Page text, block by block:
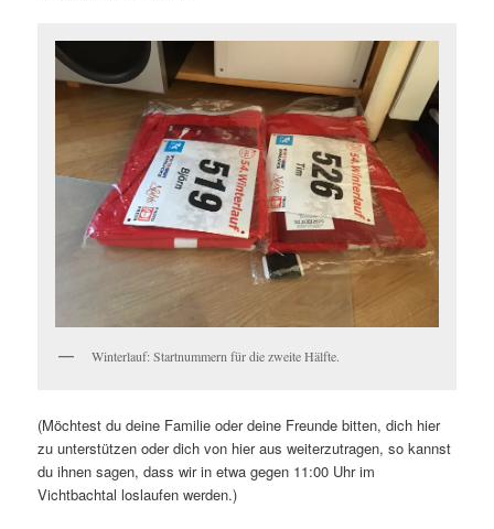
Winterlauf: Startnummern für die zweite Hälfte.
(Möchtest du deine Familie oder deine Freunde bitten, dich hier
zu unterstützen oder dich von hier aus weiterzutragen, so kannst
du ihnen sagen, dass wir in etwa gegen 11:00 Uhr im
Vichtbachtal loslaufen werden.)